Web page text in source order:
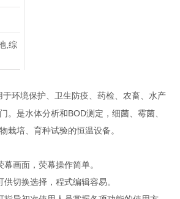
,综
于环境保护、卫生防疫、药检、农畜、水产
。是水体分析和 BOD测定，细菌、霉菌、
栽培、育种试验的恒温设备。
画面，荧幕操作简单。
供切换选择，程式编辑容易。